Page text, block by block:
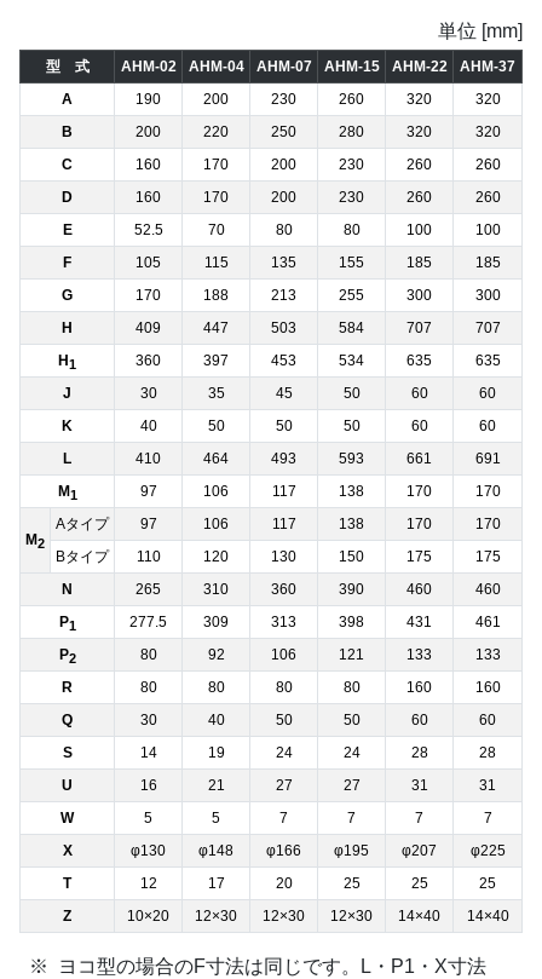
単位 [mm]
型 式 AHM-02 AHM-04 AHM-07 AHM-15 AHM-22
AHM-37
A
190 200 230 260 320
320
B
200 220 250 280 320
320
C
160 170 200 230 260
260
D
160 170 200 230 260
260
E
52.5 70 80 80 100
100
F
105 115 135 155 185
185
G
170 188 213 255 300
300
H
409 447 503 584 707
707
H1 360 397 453 534 635
635
J
30 35 45 50 60
60
K
40 50 50 50 60
60
L
410 464 493 593 661
691
M1 97 106 117 138 170 170
M2
Aタイプ 97 106 117 138 170
170
Bタイプ
110 120 130 150 175
175
N
265 310 360 390 460
460
P1 277.5 309 313 398 431
461
P2 80 92 106 121 133
133
R
80 80 80 80 160
160
Q
30 40 50 50 60
60
S
14 19 24 24 28
28
U
16 21 27 27 31
31
W
5 5 7 7 7
7
X
φ130 φ148 φ166 φ195 φ207
φ225
T
12 17 20 25 25
25
Z
10×20 12×30 12×30 12×30 14×40 14×40
ヨコ型の場合のF寸法は同じです。L・P1・X寸法